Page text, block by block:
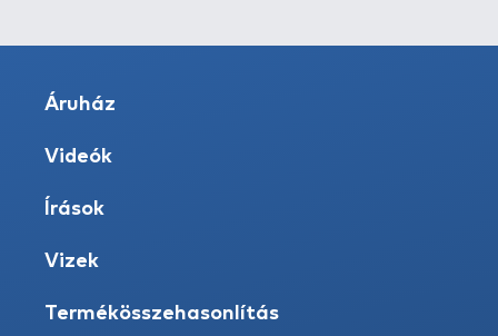
Áruház
Videók
Írások
Vizek
Termékösszehasonlítás